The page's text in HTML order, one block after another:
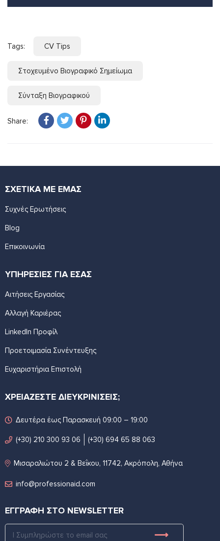
Tags: CV Tips
Στοχευμένο Βιογραφικό Σημείωμα
Σύνταξη Βιογραφικού
Share:
ΣΧΕΤΙΚΑ ΜΕ ΕΜΑΣ
Συχνές Ερωτήσεις
Blog
Επικοινωνία
ΥΠΗΡΕΣΙΕΣ ΓΙΑ ΕΣΑΣ
Αιτήσεις Εργασίας
Αλλαγή Καριέρας
LinkedIn Προφίλ
Προετοιμασία Συνέντευξης
Ευχαριστήρια Επιστολή
ΧΡΕΙΑΖΕΣΤΕ ΔΙΕΥΚΡΙΝΙΣΕΙΣ;
Δευτέρα έως Παρασκευή 09:00 – 19:00
(+30) 210 300 93 06 (+30) 694 65 88 063
Μισαραλιώτου 2 & Βεΐκου, 11742, Ακρόπολη, Αθήνα
info@professionaid.com
ΕΓΓΡΑΦΗ ΣΤΟ NEWSLETTER